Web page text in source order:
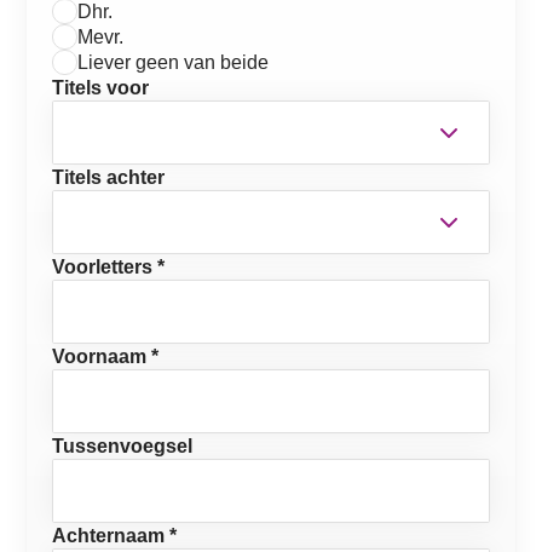
Dhr.
Mevr.
Liever geen van beide
Titels voor
Titels achter
Voorletters *
Voornaam *
Tussenvoegsel
Achternaam *